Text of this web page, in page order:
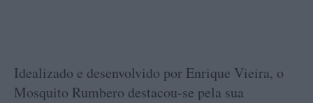
Idealizado e desenvolvido por Enrique Vieira, o
Mosquito Rumbero destacou-se pela sua